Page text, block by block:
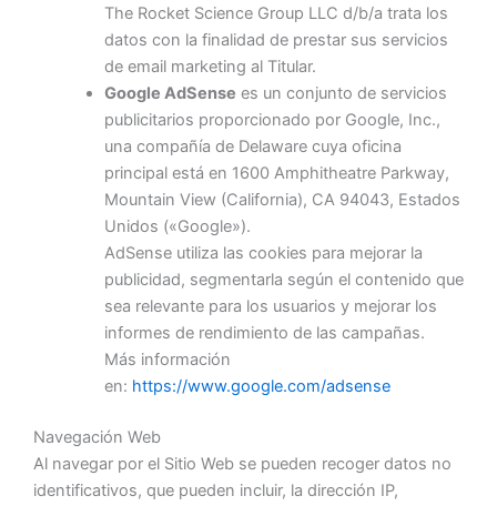
The Rocket Science Group LLC d/b/a trata los
datos con la finalidad de prestar sus servicios
de email marketing al Titular.
Google AdSense es un conjunto de servicios
publicitarios proporcionado por Google, Inc.,
una compañía de Delaware cuya oficina
principal está en 1600 Amphitheatre Parkway,
Mountain View (California), CA 94043, Estados
Unidos («Google»).
AdSense utiliza las cookies para mejorar la
publicidad, segmentarla según el contenido que
sea relevante para los usuarios y mejorar los
informes de rendimiento de las campañas.
Más información
en: https://www.google.com/adsense
Navegación Web
Al navegar por el Sitio Web se pueden recoger datos no
identificativos, que pueden incluir, la dirección IP,